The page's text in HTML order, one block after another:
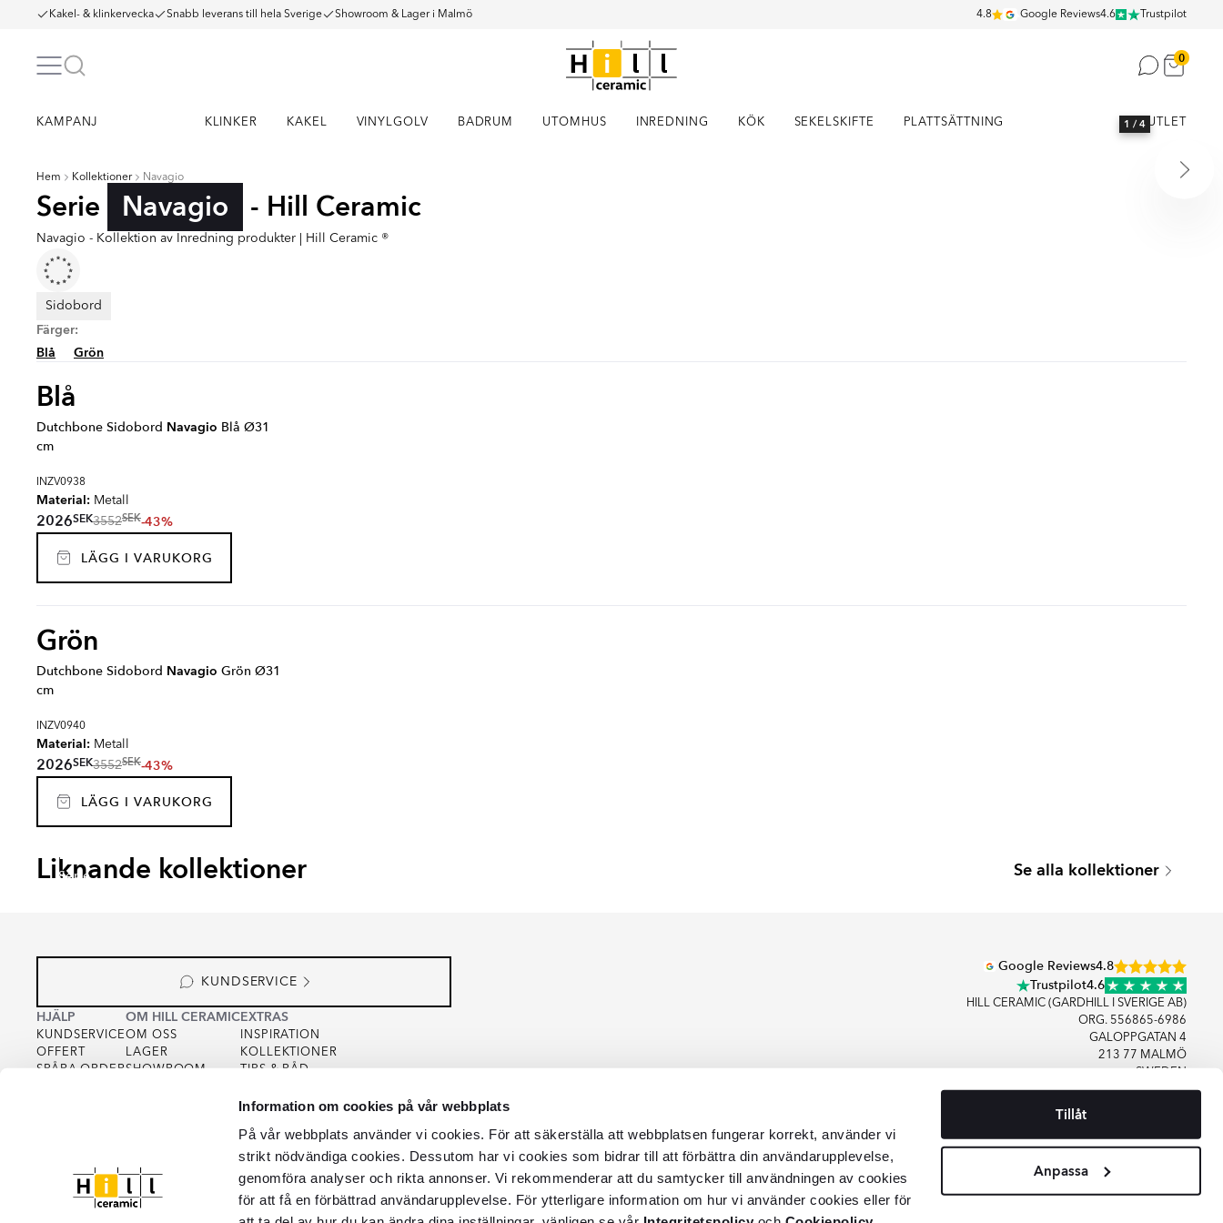
Information om cookies på vår webbplats
På vår webbplats använder vi cookies. För att säkerställa att webbplatsen fungerar korrekt, använder vi
strikt nödvändiga cookies. Dessutom har vi cookies som bidrar till att förbättra din användarupplevelse,
genomföra analyser och rikta annonser. Vi rekommenderar att du samtycker till användningen av cookies
för att få en förbättrad användarupplevelse. För ytterligare information om hur vi använder cookies eller för
Tillåt
Anpassa
Kakel- & klinkervecka Snabb leverans till hela Sverige Showroom & Lager i Malmö 4.8 Google Reviews4.6 Trustpilot
0
KAMPANJ KLINKER KAKEL VINYLGOLV BADRUM UTOMHUS INREDNING KÖK SEKELSKIFTE PLATTSÄTTNING OUTLET
Hem Kollektioner Navagio
Serie Navagio - Hill Ceramic
Navagio - Kollektion av Inredning produkter | Hill Ceramic ®
Sidobord
Färger:
Blå
Grön
1 / 4
Blå
Dutchbone Sidobord Navagio Blå Ø31
cm
INZV0938
Material: Metall
2026SEK3552SEK-43%
LÄGG I VARUKORG
Grön
Dutchbone Sidobord Navagio Grön Ø31
cm
INZV0940
Material: Metall
2026SEK3552SEK-43%
LÄGG I VARUKORG
Liknande kollektioner Se alla kollektioner
Serie
DAIN
Serie
KUNDSERVICE
HJÄLP
KUNDSERVICE
OFFERT
SPÅRA ORDER
OM HILL CERAMIC
OM OSS
LAGER
SHOWROOM
EXTRAS
INSPIRATION
KOLLEKTIONER
TIPS & RÅD
COOKIEPOLICY
Google Reviews4.8
Trustpilot4.6
HILL CERAMIC (GARDHILL I SVERIGE AB)
ORG. 556865-6986
GALOPPGATAN 4
213 77 MALMÖ
SWEDEN
KONTAKTA OSS